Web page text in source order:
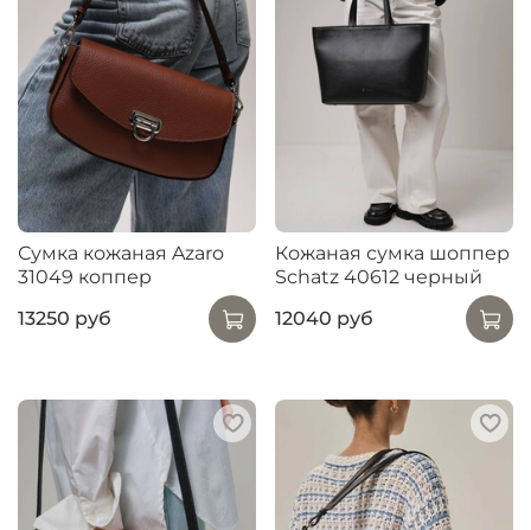
Сумка кожаная Azaro
31049 коппер
13250 руб
Кожаная сумка шоппер
Schatz 40612 черный
12040 руб